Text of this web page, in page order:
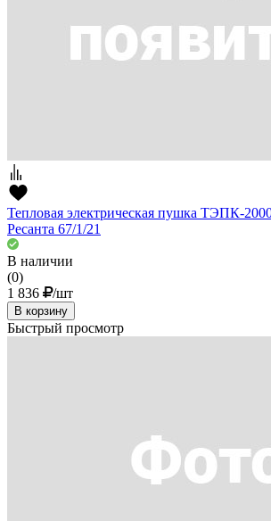
Тепловая электрическая пушка ТЭПК-
Ресанта 67/1/21
В наличии
(0)
1 836
/шт
В корзину
Быстрый просмотр